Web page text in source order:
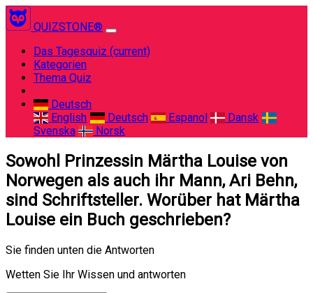
QUIZSTONE®
Das Tagesquiz (current)
Kategorien
Thema Quiz
Deutsch
English
Deutsch Espanol
Dansk
Svenska
Norsk
Sowohl Prinzessin Märtha Louise von
Norwegen als auch ihr Mann, Ari Behn,
sind Schriftsteller. Worüber hat Märtha
Louise ein Buch geschrieben?
Sie finden unten die Antworten
Wetten Sie Ihr Wissen und antworten